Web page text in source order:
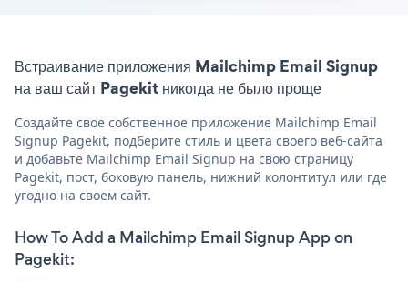
Встраивание приложения Mailchimp Email Signup
на ваш сайт Pagekit никогда не было проще
Создайте свое собственное приложение Mailchimp Email
Signup Pagekit, подберите стиль и цвета своего веб-сайта
и добавьте Mailchimp Email Signup на свою страницу
Pagekit, пост, боковую панель, нижний колонтитул или где
угодно на своем сайт.
How To Add a Mailchimp Email Signup App on
Pagekit: